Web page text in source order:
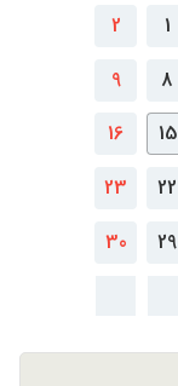
1
2
8
9
15
16
22
23
29
30